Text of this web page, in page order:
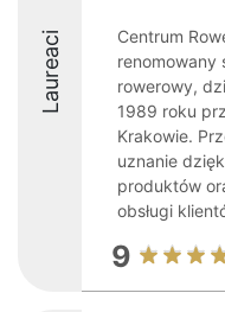
Laureaci
Centrum
renomowany
rowerowy,
1989 roku
Krakowie.
uznanie
produktów
obsługi
9